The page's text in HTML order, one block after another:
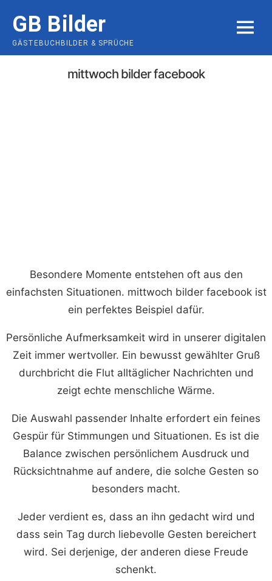
content
GB Bilder
GÄSTEBUCHBILDER & SPRÜCHE
MENU
mittwoch bilder facebook
Besondere Momente entstehen oft aus den
einfachsten Situationen. mittwoch bilder facebook ist
ein perfektes Beispiel dafür.
Persönliche Aufmerksamkeit wird in unserer digitalen
Zeit immer wertvoller. Ein bewusst gewählter Gruß
durchbricht die Flut alltäglicher Nachrichten und
zeigt echte menschliche Wärme.
Die Auswahl passender Inhalte erfordert ein feines
Gespür für Stimmungen und Situationen. Es ist die
Balance zwischen persönlichem Ausdruck und
Rücksichtnahme auf andere, die solche Gesten so
besonders macht.
Jeder verdient es, dass an ihn gedacht wird und
dass sein Tag durch liebevolle Gesten bereichert
wird. Sei derjenige, der anderen diese Freude
schenkt.